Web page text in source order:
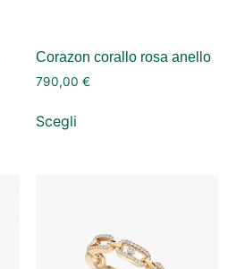
Corazon corallo rosa anello
790,00 €
Scegli